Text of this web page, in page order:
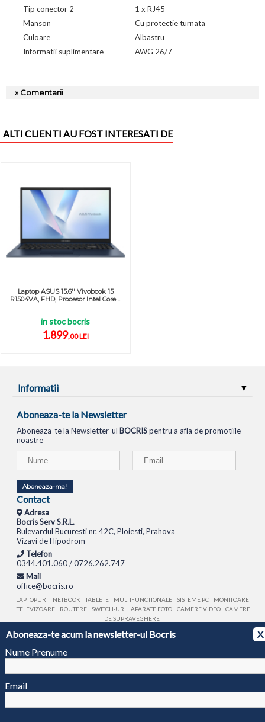
Aboneaza-te acum la newsletter-ul Bocris
X
Nume Prenume
Email
Tip conector 2
1 x RJ45
Manson
Cu protectie turnata
Culoare
Albastru
Informatii suplimentare
AWG 26/7
» Comentarii
ALTI CLIENTI AU FOST INTERESATI DE
Laptop ASUS 15.6'' Vivobook 15
R1504VA, FHD, Procesor Intel Core ...
in stoc bocris
1.899,00 LEI
Informatii
Aboneaza-te la Newsletter
Aboneaza-te la Newsletter-ul BOCRISpentru a afla de promotiile
noastre
Aboneaza-ma!
Contact
Adresa
Bocris Serv S.R.L.
Bulevardul Bucuresti nr. 42C, Ploiesti, Prahova
Vizavi de Hipodrom
Telefon
0344.401.060 / 0726.262.747
Mail
office@bocris.ro
LAPTOPURI NETBOOK TABLETE MULTIFUNCTIONALE SISTEME PC
MONITOARE
TELEVIZOARE
ROUTERE SWITCH-URI APARATE FOTO CAMERE VIDEO
CAMERE
DE SUPRAVEGHERE